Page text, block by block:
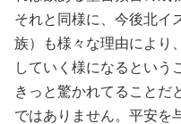
それと同様に、今後北イ
族）も様々な理由により
していく様になるという
きっと驚かれてることだ
ではありません。平安を